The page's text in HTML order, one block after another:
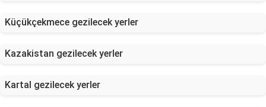
Küçükçekmece gezilecek yerler
Kazakistan gezilecek yerler
Kartal gezilecek yerler